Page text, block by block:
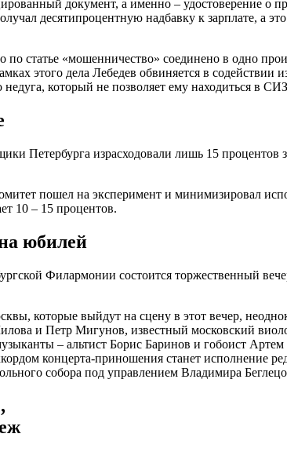
документ, а именно – удостоверение
десятипроцентную надбавку к зарплате, а
по статье «мошенничество» соединено в одно
этого дела Лебедев обвиняется в
недуга, который не позволяет ему находиться в
Петербурга израсходовали лишь 15
пошел на эксперимент и минимизировал
10 – 15 процентов.
юбилей
Филармонии состоится торжественный
которые выйдут на сцену в этот вечер,
и Петр Мигунов, известный московский
– альтист Борис Баринов и гобоист
концерта-приношения станет исполнение
собора под управлением Владимира